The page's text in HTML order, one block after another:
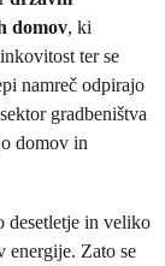
domov, ki
ter se
namreč odpirajo
gradbeništva
domov in
desetletje in veliko
energije. Zato se